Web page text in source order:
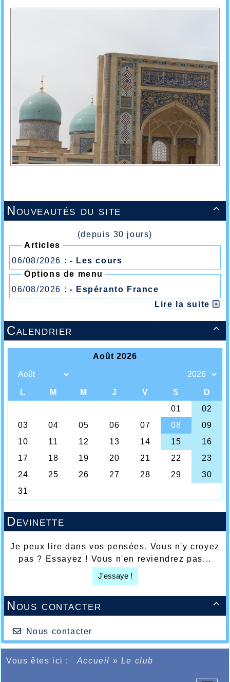

Nouveautés du site
(depuis 30 jours)
Articles
06/08/2026 : - Les cours
Options de menu
06/08/2026 : - Espéranto France
Lire la suite

Calendrier
Devinette
Je peux lire dans vos pensées. Vous n'y croyez
pas ? Essayez ! Vous n'en reviendrez pas...
J'essaye !

Nous contacter
Nous contacter
Vous êtes ici : Accueil » Le club